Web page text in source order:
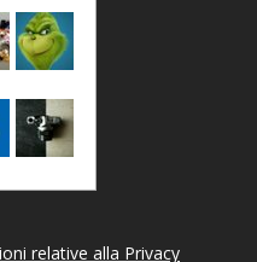
relative alla Privacy